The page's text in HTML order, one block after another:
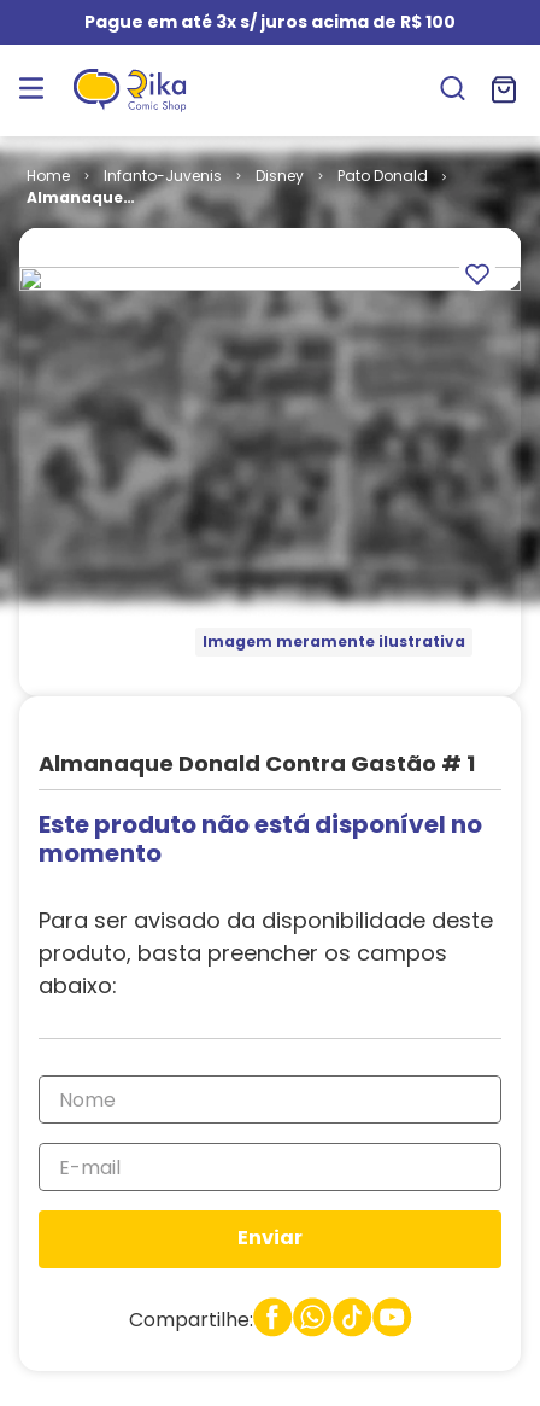
Pague em até 3x s/ juros acima de R$ 100
Infanto-Juvenis Disney
Pato Donald
Almanaque
Donald
Gastão # 1
Imagem meramente ilustrativa
Almanaque Donald Contra Gastão # 1
Este produto não está disponível no
momento
Para ser avisado da disponibilidade deste
produto, basta preencher os campos
abaixo:
Enviar
Compartilhe: